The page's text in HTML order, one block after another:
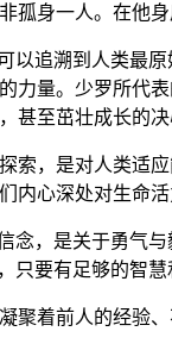
孤身一人。在他
以追溯到人类最
力量。少罗所代
甚至茁壮成长的决
索，是对人类适
内心深处对生命
念，是关于勇气
只要有足够的智
聚着前人的经验